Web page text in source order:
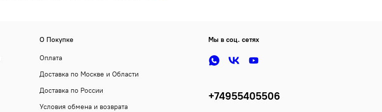
О Покупке
Оплата
Доставка по Москве и Области
Доставка по России
Условия обмена и возврата
Мы в соц. сетях
+74955405506